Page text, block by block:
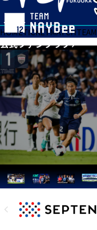
HOMETICKETMATCHTEAM